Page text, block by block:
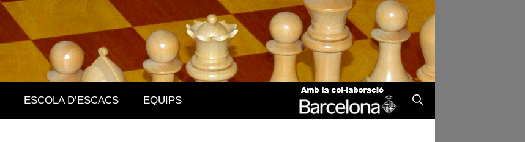
ESCOLA D’ESCACS EQUIPS